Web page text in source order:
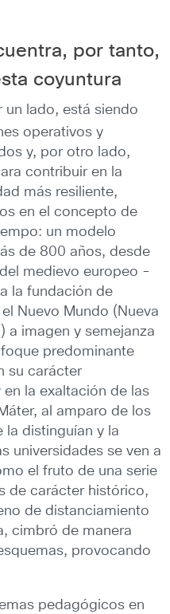
por tanto,
coyuntura
un lado, está siendo
operativos y
y, por otro lado,
contribuir en la
más resiliente,
en el concepto de
un modelo
de 800 años, desde
medievo europeo -
la fundación de
Nuevo Mundo (Nueva
a imagen y semejanza
predominante
su carácter
la exaltación de las
al amparo de los
la distinguían y la
universidades se ven a
el fruto de una serie
de carácter histórico,
de distanciamiento
cimbró de manera
provocando
pedagógicos en